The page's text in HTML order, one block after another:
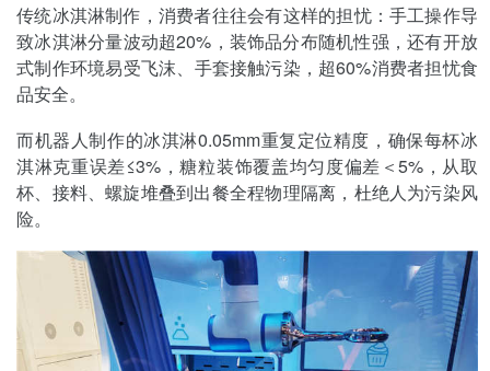
传统冰淇淋制作，消费者往往会有这样的担忧：手工操作导
致冰淇淋分量波动超20%，装饰品分布随机性强，还有开放
式制作环境易受飞沫、手套接触污染，超60%消费者担忧食
品安全。
而机器人制作的冰淇淋0.05mm重复定位精度，确保每杯冰
淇淋克重误差≤3%，糖粒装饰覆盖均匀度偏差＜5%，从取
杯、接料、螺旋堆叠到出餐全程物理隔离，杜绝人为污染风
险。